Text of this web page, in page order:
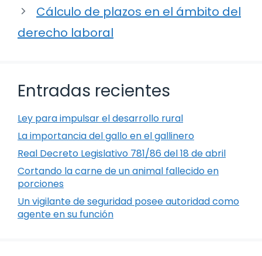
Cálculo de plazos en el ámbito del
derecho laboral
Entradas recientes
Ley para impulsar el desarrollo rural
La importancia del gallo en el gallinero
Real Decreto Legislativo 781/86 del 18 de abril
Cortando la carne de un animal fallecido en
porciones
Un vigilante de seguridad posee autoridad como
agente en su función